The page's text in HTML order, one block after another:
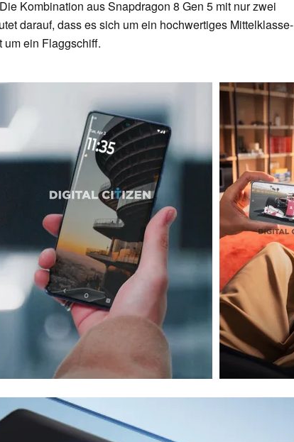
Kombination aus Snapdragon 8 Gen 5 mit nur zwei
darauf, dass es sich um ein hochwertiges Mittelklasse-
um ein Flaggschiff.